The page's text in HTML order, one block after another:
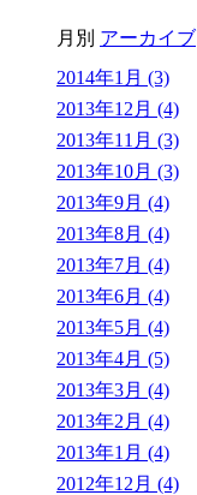
月別 アーカイブ
2014年1月 (3)
2013年12月 (4)
2013年11月 (3)
2013年10月 (3)
2013年9月 (4)
2013年8月 (4)
2013年7月 (4)
2013年6月 (4)
2013年5月 (4)
2013年4月 (5)
2013年3月 (4)
2013年2月 (4)
2013年1月 (4)
2012年12月 (4)